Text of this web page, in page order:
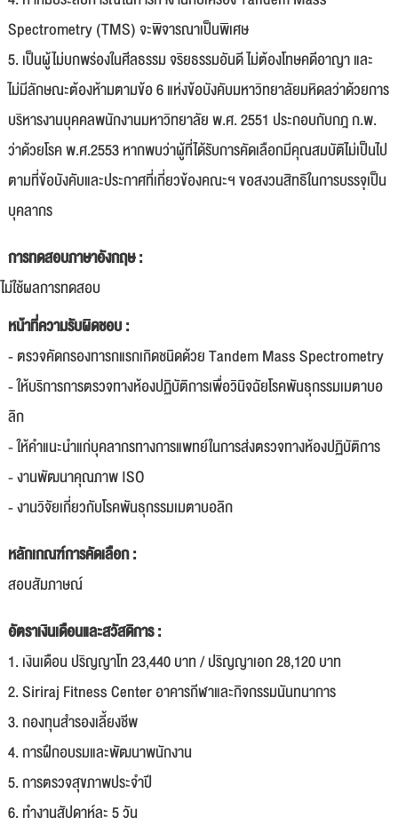
Spectrometry (TMS) จะพิจารณาเป็นพิเศษ
5. เป็นผู้ไม่บกพร่องในศีลธรรม จริยธรรมอันดี ไม่ต้องโทษคดีอาญา และ
ไม่มีลักษณะต้องห้ามตามข้อ 6 แห่งข้อบังคับมหาวิทยาลัยมหิดลว่าด้วยการ
บริหารงานบุคคลพนักงานมหาวิทยาลัย พ.ศ. 2551 ประกอบกับกฎ ก.พ.
ว่าด้วยโรค พ.ศ.2553 หากพบว่าผู้ที่ได้รับการคัดเลือกมีคุณสมบัติไม่เป็นไป
ตามที่ข้อบังคับและประกาศที่เกี่ยวข้องคณะฯ ขอสงวนสิทธิในการบรรจุเป็น
บุคลากร
การทดสอบภาษาอังกฤษ :
ม่ใช้ผลการทดสอบ
หน้าที่ความรับผิดชอบ :
- ตรวจคัดกรองทารกแรกเกิดชนิดด้วย Tandem Mass Spectrometry
- ให้บริการการตรวจทางห้องปฏิบัติการเพื่อวินิจฉัยโรคพันธุกรรมเมตาบอ
ลิก
- ให้คำแนะนำแก่บุคลากรทางการแพทย์ในการส่งตรวจทางห้องปฏิบัติการ
- งานพัฒนาคุณภาพ ISO
- งานวิจัยเกี่ยวกับโรคพันธุกรรมเมตาบอลิก
หลักเกณฑ์การคัดเลือก :
สอบสัมภาษณ์
อัตราเงินเดือนและสวัสดิการ :
1. เงินเดือน ปริญญาโท 23,440 บาท / ปริญญาเอก 28,120 บาท
2. Siriraj Fitness Center อาคารกีฬาและกิจกรรมนันทนาการ
3. กองทุนสำรองเลี้ยงชีพ
4. การฝึกอบรมและพัฒนาพนักงาน
5. การตรวจสุขภาพประจำปี
6. ทำงานสัปดาห์ละ 5 วัน